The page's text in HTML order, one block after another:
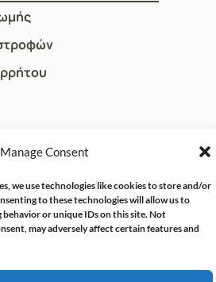
Manage Consent
we use technologies like cookies to store and/or
to these technologies will allow us to
behavior or unique IDs on this site. Not
may adversely affect certain features and
μου